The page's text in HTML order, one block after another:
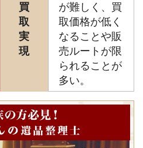
買
取
実
現
が難しく、買
取価格が低く
なることや販
売ルートが限
られることが
多い。